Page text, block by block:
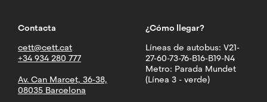
ANÁLISIS
Introducción
Metodología
para
el
análisis
Contacta
cett@cett.cat
+34 934 280 777
Av. Can Marcet, 36-38,
08035 Barcelona
¿Cómo llegar?
Líneas de autobus: V21-
27-60-73-76-B16-B19-N4
Metro: Parada Mundet
(Línea 3 - verde)